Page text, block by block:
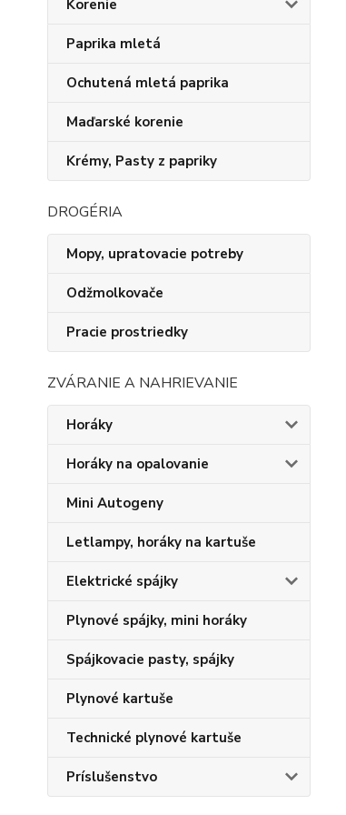
Korenie
Paprika mletá
Ochutená mletá paprika
Maďarské korenie
Krémy, Pasty z papriky
DROGÉRIA
Mopy, upratovacie potreby
Odžmolkovače
Pracie prostriedky
ZVÁRANIE A NAHRIEVANIE
Horáky
Horáky na opalovanie
Mini Autogeny
Letlampy, horáky na kartuše
Elektrické spájky
Plynové spájky, mini horáky
Spájkovacie pasty, spájky
Plynové kartuše
Technické plynové kartuše
Príslušenstvo